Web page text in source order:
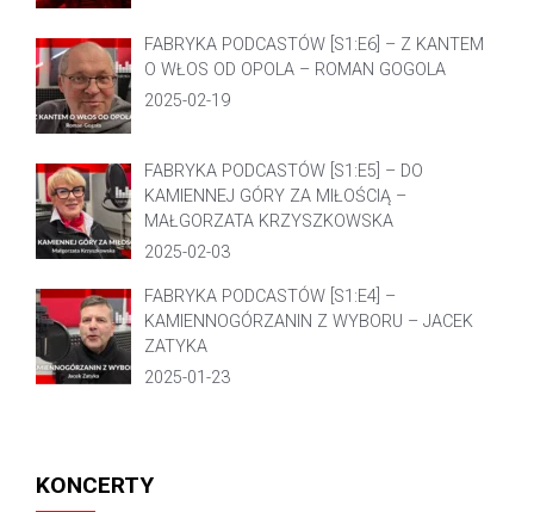
FABRYKA PODCASTÓW [S1:E6] – Z KANTEM
O WŁOS OD OPOLA – ROMAN GOGOLA
2025-02-19
FABRYKA PODCASTÓW [S1:E5] – DO
KAMIENNEJ GÓRY ZA MIŁOŚCIĄ –
MAŁGORZATA KRZYSZKOWSKA
2025-02-03
FABRYKA PODCASTÓW [S1:E4] –
KAMIENNOGÓRZANIN Z WYBORU – JACEK
ZATYKA
2025-01-23
KONCERTY